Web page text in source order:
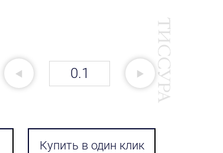
Купить в один клик